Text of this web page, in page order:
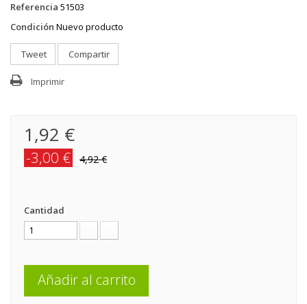
Referencia 51503
Condición Nuevo producto
Tweet Compartir
Imprimir
1,92 €
-3,00 € 4,92 €
Cantidad
Añadir al carrito